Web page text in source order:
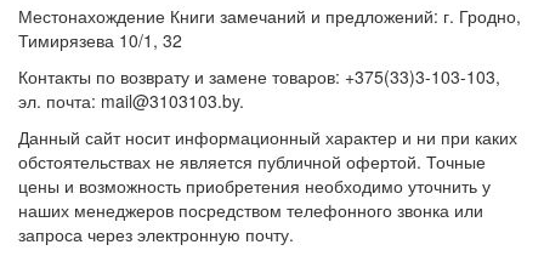
Местонахождение Книги замечаний и предложений: г. Гродно,
Тимирязева 10/1, 32
Контакты по возврату и замене товаров: +375(33)3-103-103,
эл. почта: mail@3103103.by.
Данный сайт носит информационный характер и ни при каких
обстоятельствах не является публичной офертой. Точные
цены и возможность приобретения необходимо уточнить у
наших менеджеров посредством телефонного звонка или
запроса через электронную почту.